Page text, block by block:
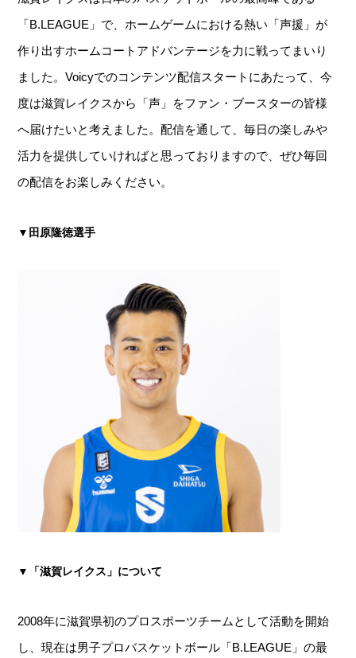
「B.LEAGUE」で、ホームゲームにおける熱い「声援」が
作り出すホームコートアドバンテージを力に戦ってまいり
ました。Voicyでのコンテンツ配信スタートにあたって、今
度は滋賀レイクスから「声」をファン・ブースターの皆様
へ届けたいと考えました。配信を通して、毎日の楽しみや
活力を提供していければと思っておりますので、ぜひ毎回
の配信をお楽しみください。
▼田原隆徳選手
▼「滋賀レイクス」について
2008年に滋賀県初のプロスポーツチームとして活動を開始
し、現在は男子プロバスケットボール「B.LEAGUE」の最